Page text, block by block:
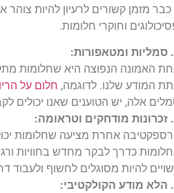
מזמן קשורים לרעיון להיות צוהר
וחוקרי חלומות.
האמונה הנפוצה היא שחלומות
המודע שלנו. לדוגמה, חלום על
אלה, יש הטוענים שאנו יכולים
אחרת מציעה שחלומות
כדרך לבקר מחדש בחוויות
להיות מסוגלים לחשוף ולעבוד